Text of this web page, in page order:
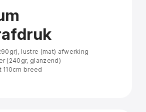
lustre (mat) afwerking
(240gr, glanzend)
110cm breed